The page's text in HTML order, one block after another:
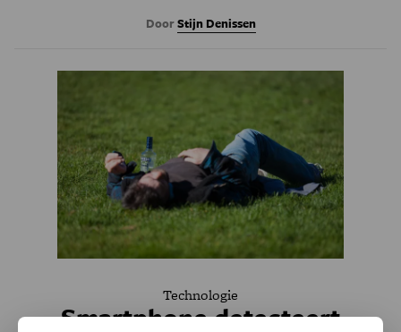
DoorStijn Denissen
Technologie
Smartphone detecteert